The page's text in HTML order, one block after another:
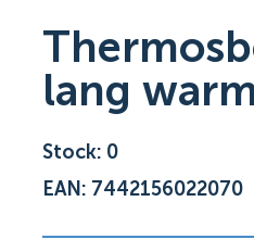
lang
Stock: 0
EAN: 7442156022070